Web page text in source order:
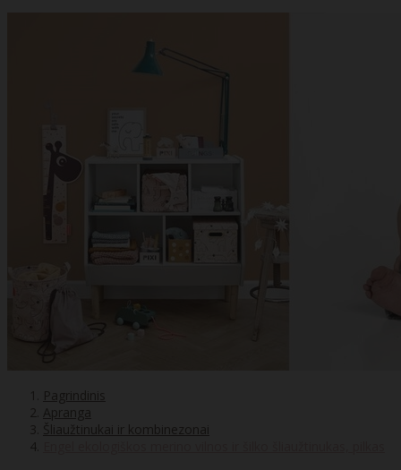
Pagrindinis
Apranga
Šliaužtinukai ir kombinezonai